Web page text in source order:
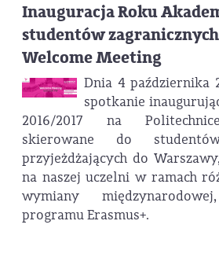
Inauguracja Roku
studentów zagranicznych
Welcome Meeting
Dnia 4 października
spotkanie
2016/2017 na
skierowane do
przyjeżdżających do
na naszej uczelni w ramach
wymiany
programu Erasmus+.